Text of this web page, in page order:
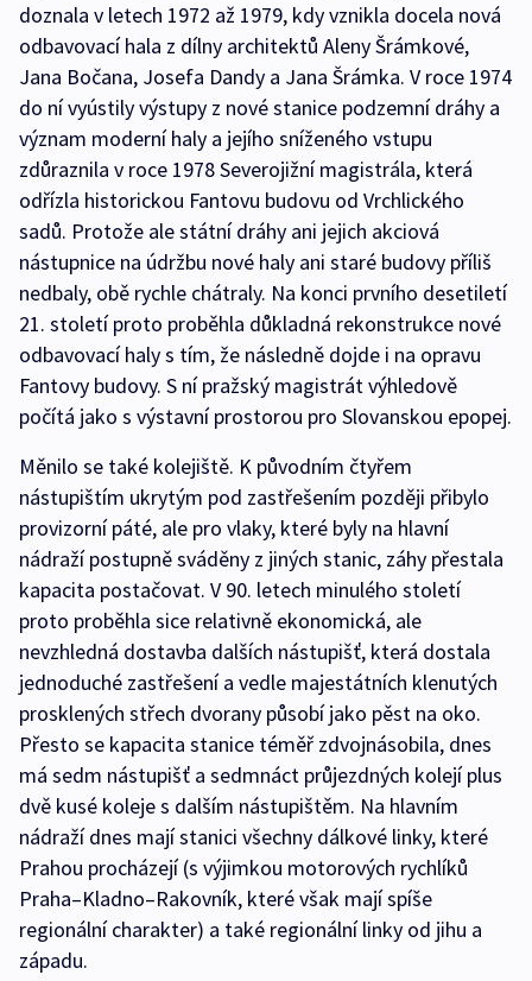
doznala v letech 1972 až 1979, kdy vznikla docela nová
odbavovací hala z dílny architektů Aleny Šrámkové,
Jana Bočana, Josefa Dandy a Jana Šrámka. V roce 1974
do ní vyústily výstupy z nové stanice podzemní dráhy a
význam moderní haly a jejího sníženého vstupu
zdůraznila v roce 1978 Severojižní magistrála, která
odřízla historickou Fantovu budovu od Vrchlického
sadů. Protože ale státní dráhy ani jejich akciová
nástupnice na údržbu nové haly ani staré budovy příliš
nedbaly, obě rychle chátraly. Na konci prvního desetiletí
21. století proto proběhla důkladná rekonstrukce nové
odbavovací haly s tím, že následně dojde i na opravu
Fantovy budovy. S ní pražský magistrát výhledově
počítá jako s výstavní prostorou pro Slovanskou epopej.
Měnilo se také kolejiště. K původním čtyřem
nástupištím ukrytým pod zastřešením později přibylo
provizorní páté, ale pro vlaky, které byly na hlavní
nádraží postupně sváděny z jiných stanic, záhy přestala
kapacita postačovat. V 90. letech minulého století
proto proběhla sice relativně ekonomická, ale
nevzhledná dostavba dalších nástupišť, která dostala
jednoduché zastřešení a vedle majestátních klenutých
prosklených střech dvorany působí jako pěst na oko.
Přesto se kapacita stanice téměř zdvojnásobila, dnes
má sedm nástupišť a sedmnáct průjezdných kolejí plus
dvě kusé koleje s dalším nástupištěm. Na hlavním
nádraží dnes mají stanici všechny dálkové linky, které
Prahou procházejí (s výjimkou motorových rychlíků
Praha–Kladno–Rakovník, které však mají spíše
regionální charakter) a také regionální linky od jihu a
západu.